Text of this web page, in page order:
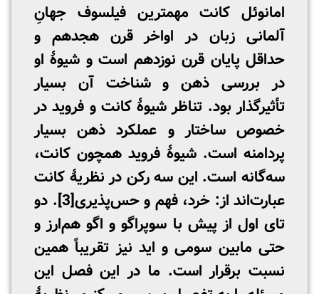
امانوئل کانت مهمترین فیلسوف جهانِ
آلمانی زبان در اواخر قرن هجدهم و
حداقل پایان قرن نوزدهم است و شیوۀ او
در بررسی ذهن و شناخت آن بسیار
تأثیرگذار بود. تناظر شیوۀ کانت و فروید در
خصوص ساختار و عملکرد ذهن بسیار
پردامنه است. شیوۀ فروید همچون کانت،
سه‌گانه است. این سه رکن در نظریۀ کانت
عبارت‌اند از: خرد، فهم و حس‌پذیری[3]
. دو
تای اول از پیش با سوپراگو و اگو هم‌ارز و
حتی مابین سومی و اید نیز تقریباً همین
نسبت برقرار است. ما در این فصل این